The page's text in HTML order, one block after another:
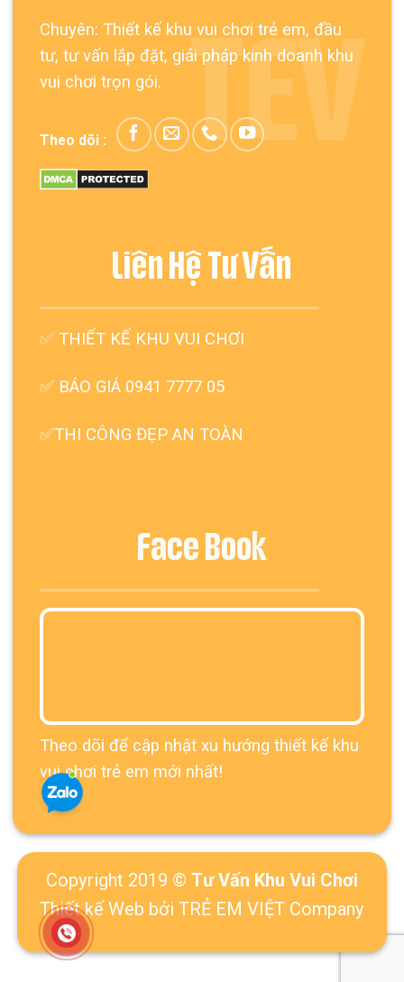
Chuyên: Thiết kế khu vui chơi trẻ em, đầu
tư, tư vấn lắp đặt, giải pháp kinh doanh khu
vui chơi trọn gói.
Theo dõi : TEV
Liên Hệ Tư Vấn
✅THIẾT KẾ KHU VUI CHƠI
✅ BÁO GIÁ 0941 7777 05
✅THI CÔNG ĐẸP AN TOÀN
Face Book
Theo dõi để cập nhật xu hướng thiết kế khu
vui chơi trẻ em mới nhất!
Copyright 2019 © Tư Vấn Khu Vui Chơi
Thiết kế Web bởi TRẺ EM VIỆT Company